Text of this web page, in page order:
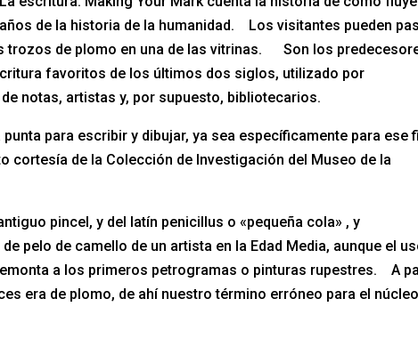
de la historia de la humanidad. Los visitantes pueden
trozos de plomo en una de las vitrinas. Son los
favoritos de los últimos dos siglos, utilizado por
notas, artistas y, por supuesto, bibliotecarios.
para escribir y dibujar, ya sea específicamente para ese
de la Colección de Investigación del Museo de la
pincel, y del latín penicillus o «pequeña cola» , y
pelo de camello de un artista en la Edad Media, aunque el
a los primeros petrogramas o pinturas rupestres. A
era de plomo, de ahí nuestro término erróneo para el